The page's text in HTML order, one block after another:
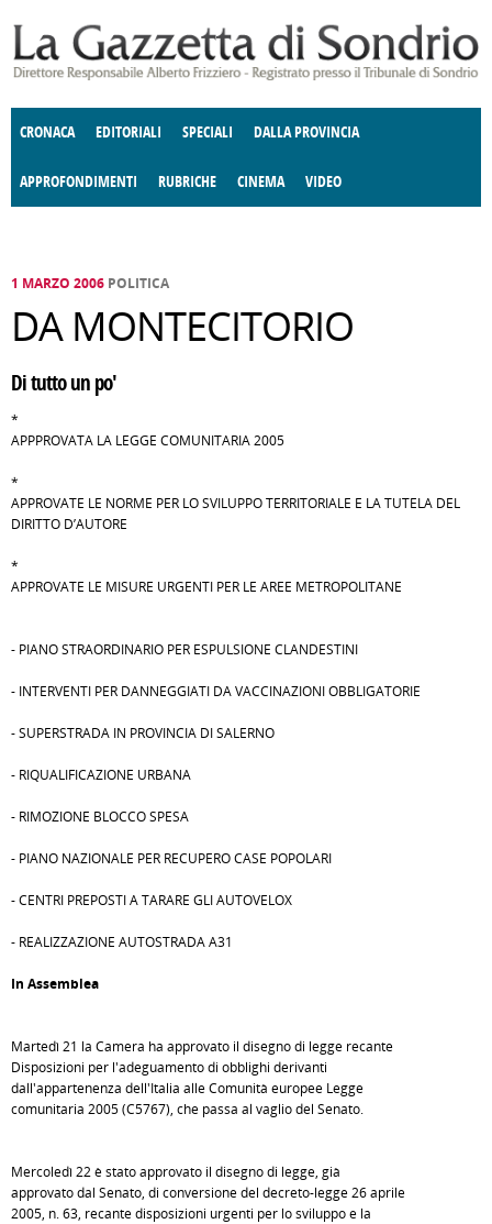
CRONACA EDITORIALI SPECIALI DALLA PROVINCIA
APPROFONDIMENTI
E SPETTACOLI POLITICA
RUBRICHE
DELLE IDEE FATTI DELLO SPIRITO
CINEMA VIDEO
1 MARZO 2006 POLITICA
DA MONTECITORIO
Di tutto un po'
*
APPPROVATA LA LEGGE COMUNITARIA 2005
*
APPROVATE LE NORME PER LO SVILUPPO TERRITORIALE E LA TUTELA DEL
DIRITTO D’AUTORE
*
APPROVATE LE MISURE URGENTI PER LE AREE METROPOLITANE
- PIANO STRAORDINARIO PER ESPULSIONE CLANDESTINI
- INTERVENTI PER DANNEGGIATI DA VACCINAZIONI OBBLIGATORIE
- SUPERSTRADA IN PROVINCIA DI SALERNO
- RIQUALIFICAZIONE URBANA
- RIMOZIONE BLOCCO SPESA
- PIANO NAZIONALE PER RECUPERO CASE POPOLARI
- CENTRI PREPOSTI A TARARE GLI AUTOVELOX
- REALIZZAZIONE AUTOSTRADA A31
In Assemblea
Martedì 21 la Camera ha approvato il disegno di legge recante
Disposizioni per l'adeguamento di obblighi derivanti
dall'appartenenza dell'Italia alle Comunità europee Legge
comunitaria 2005 (C5767), che passa al vaglio del Senato.
Mercoledì 22 è stato approvato il disegno di legge, già
approvato dal Senato, di conversione del decreto-legge 26 aprile
2005, n. 63, recante disposizioni urgenti per lo sviluppo e la